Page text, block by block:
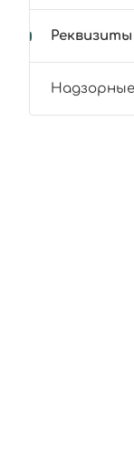
Реквизиты